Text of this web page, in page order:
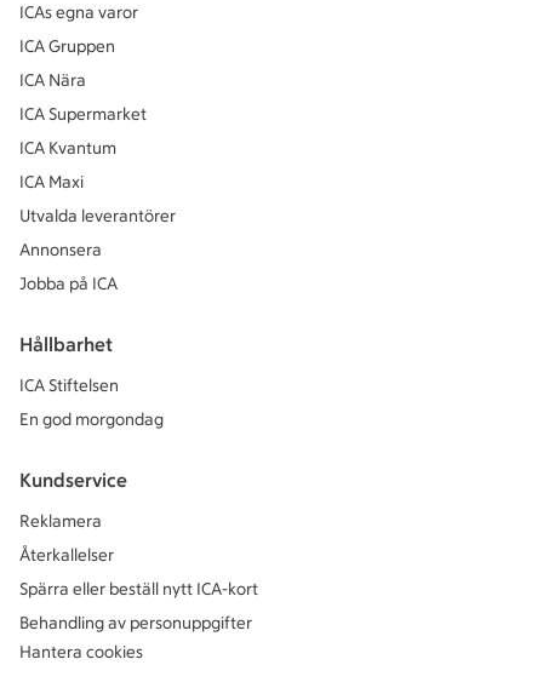
ICAs egna varor
ICA Gruppen
ICA Nära
ICA Supermarket
ICA Kvantum
ICA Maxi
Utvalda leverantörer
Annonsera
Jobba på ICA
Hållbarhet
ICA Stiftelsen
En god morgondag
Kundservice
Reklamera
Återkallelser
Spärra eller beställ nytt ICA-kort
Behandling av personuppgifter
Hantera cookies